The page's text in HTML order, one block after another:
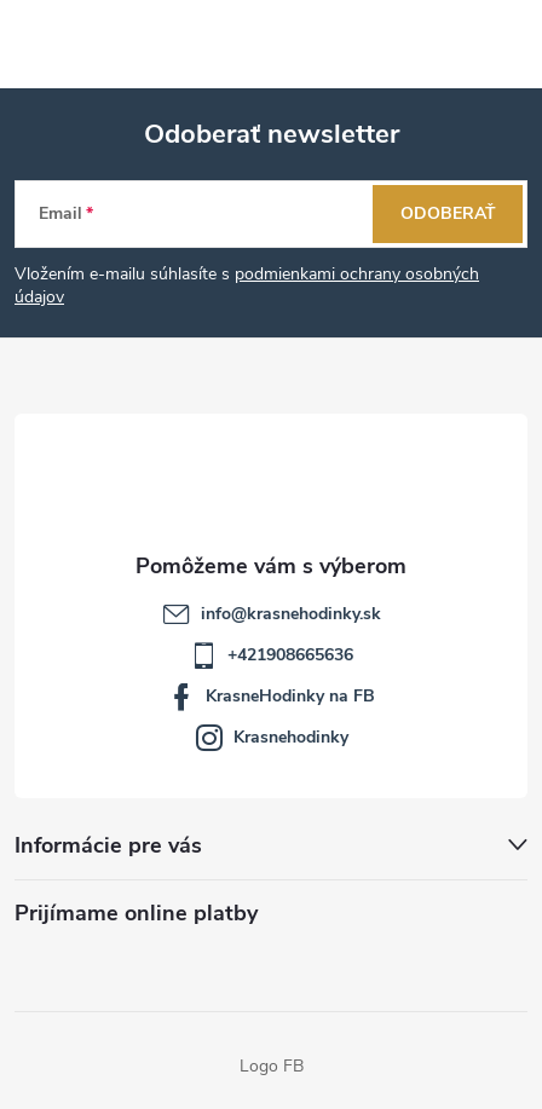
Z
á
p
Odoberať newsletter
Email
Vložením e-mailu súhlasíte s podmienkami ochrany osobných
údajov
ODOBERAŤ
Informácie pre vás
Prijímame online platby
info@krasnehodinky.sk
+421908665636
KrasneHodinky na FB
Krasnehodinky
Logo FB